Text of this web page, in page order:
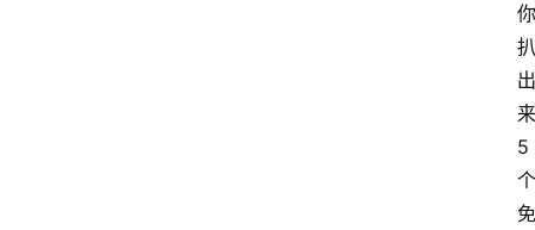
你
扒
出
来
5
个
免